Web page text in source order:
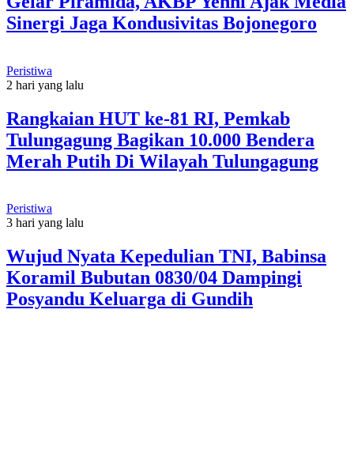
Sinergi Jaga Kondusivitas Bojonegoro
Peristiwa
2 hari yang lalu
Rangkaian HUT ke-81 RI, Pemkab
Tulungagung Bagikan 10.000 Bendera
Merah Putih Di Wilayah Tulungagung
Peristiwa
3 hari yang lalu
Wujud Nyata Kepedulian TNI, Babinsa
Koramil Bubutan 0830/04 Dampingi
Posyandu Keluarga di Gundih